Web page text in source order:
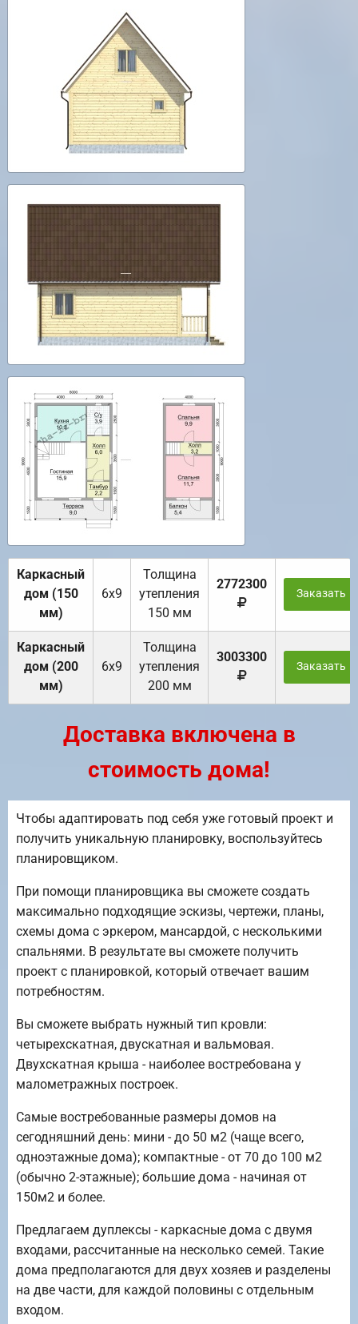
Каркасный
дом (150
мм)
6х9
Толщина
утепления
150 мм
2772300
Заказать
Каркасный
дом (200
мм)
6х9
Толщина
утепления
200 мм
3003300
Заказать
Доставка включена в
стоимость дома!
Чтобы адаптировать под себя уже готовый проект и
получить уникальную планировку, воспользуйтесь
планировщиком.
При помощи планировщика вы сможете создать
максимально подходящие эскизы, чертежи, планы,
схемы дома с эркером, мансардой, с несколькими
спальнями. В результате вы сможете получить
проект с планировкой, который отвечает вашим
потребностям.
Вы сможете выбрать нужный тип кровли:
четырехскатная, двускатная и вальмовая.
Двухскатная крыша - наиболее востребована у
малометражных построек.
Самые востребованные размеры домов на
сегодняшний день: мини - до 50 м2 (чаще всего,
одноэтажные дома); компактные - от 70 до 100 м2
(обычно 2-этажные); большие дома - начиная от
150м2 и более.
Предлагаем дуплексы - каркасные дома с двумя
входами, рассчитанные на несколько семей. Такие
дома предполагаются для двух хозяев и разделены
на две части, для каждой половины с отдельным
входом.